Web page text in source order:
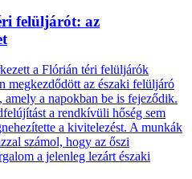
felüljárót: az
a Flórián téri felüljárók
megkezdődött az északi felüljáró
amely a napokban be is fejeződik.
a rendkívüli hőség sem
a kivitelezést. A munkák
számol, hogy az őszi
a jelenleg lezárt északi